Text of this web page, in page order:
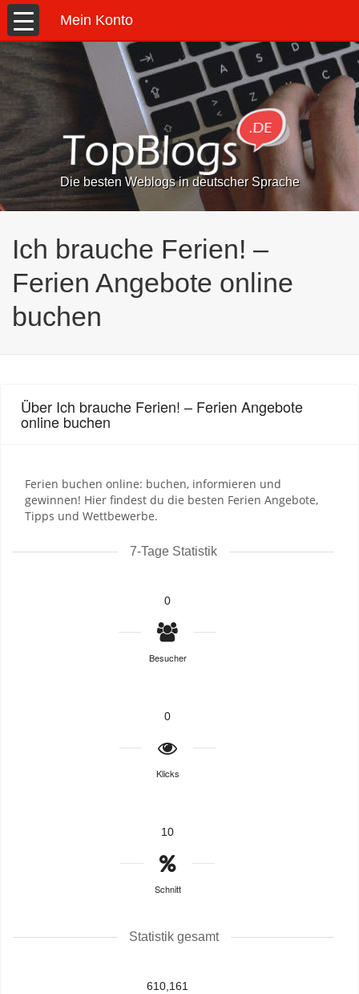
Mein Konto
Die besten Weblogs in deutscher Sprache
Ich brauche Ferien! –
Ferien Angebote online
buchen
Über Ich brauche Ferien! – Ferien Angebote
online buchen
Ferien buchen online: buchen, informieren und
gewinnen! Hier findest du die besten Ferien Angebote,
Tipps und Wettbewerbe.
7-Tage Statistik
0
Besucher
0
Klicks
10
Schnitt
Statistik gesamt
610,161